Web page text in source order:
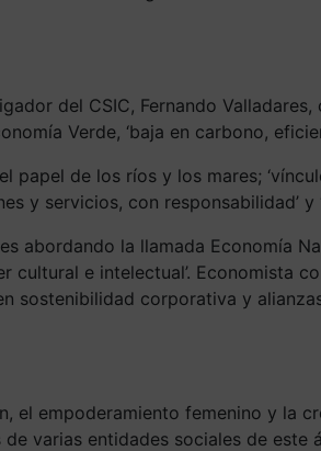
del CSIC, Fernando
Verde, ‘baja en carbono,
papel de los ríos y los mares;
y servicios, con responsabilidad’
abordando la llamada Economía
cultural e intelectual’. Economista
sostenibilidad corporativa y
el empoderamiento femenino y la
de varias entidades sociales de